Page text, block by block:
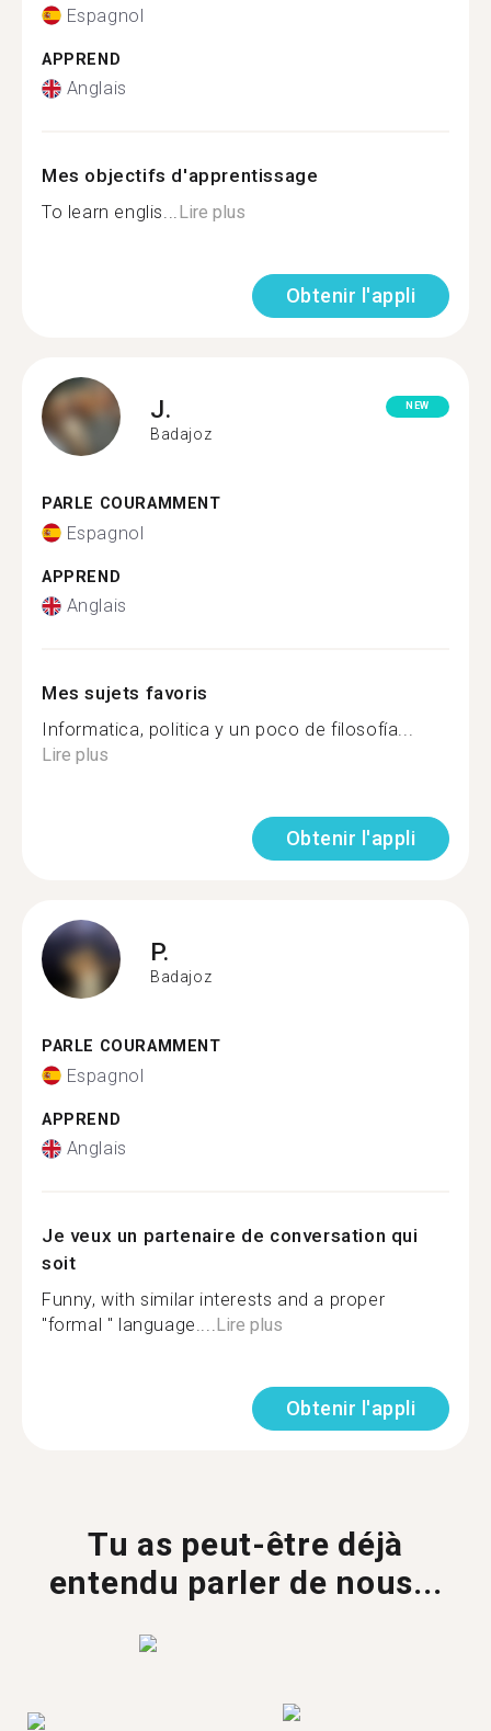
Espagnol
APPREND
Anglais
Mes objectifs d'apprentissage
To learn englis...Lire plus
Obtenir l'appli
J.
Badajoz
NEW
PARLE COURAMMENT
Espagnol
APPREND
Anglais
Mes sujets favoris
Informatica, politica y un poco de filosofía...
Lire plus
Obtenir l'appli
P.
Badajoz
PARLE COURAMMENT
Espagnol
APPREND
Anglais
Je veux un partenaire de conversation qui
soit
Funny, with similar interests and a proper
"formal " language....Lire plus
Obtenir l'appli
Tu as peut-être déjà
entendu parler de nous...